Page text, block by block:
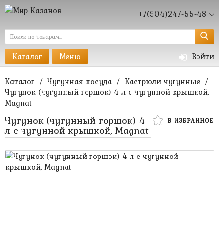
+7(904)247-55-48
Каталог Меню Войти
Каталог / Чугунная посуда / Кастрюли чугунные /
Чугунок (чугунный горшок) 4 л с чугунной крышкой,
Magnat
В ИЗБРАННОЕ
Чугунок (чугунный горшок) 4
л с чугунной крышкой, Magnat